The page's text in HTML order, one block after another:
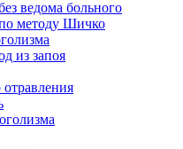
ведома больного
методу Шичко
из запоя